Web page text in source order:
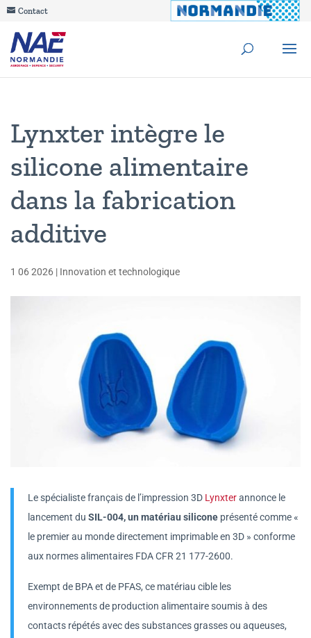
Contact
Lynxter intègre le
silicone alimentaire
dans la fabrication
additive
1 06 2026 | Innovation et technologique
Le spécialiste français de l’impression 3D Lynxterannonce le
lancement du SIL-004, un matériau silicone présenté comme «
le premier au monde directement imprimable en 3D » conforme
aux normes alimentaires FDA CFR 21 177-2600.
Exempt de BPA et de PFAS, ce matériau cible les
environnements de production alimentaire soumis à des
contacts répétés avec des substances grasses ou aqueuses,